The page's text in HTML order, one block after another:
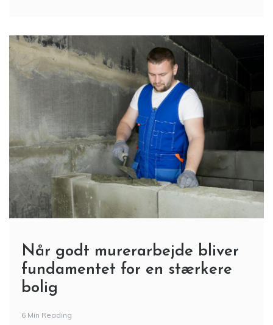
Når godt murerarbejde bliver
fundamentet for en stærkere
bolig
6 Min Reading